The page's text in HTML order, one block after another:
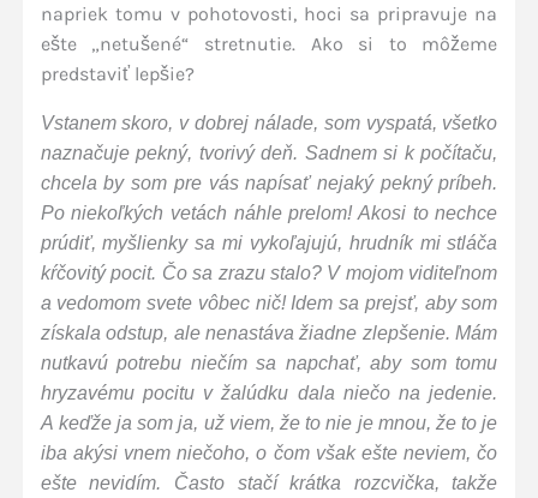
napriek tomu v pohotovosti, hoci sa pripravuje na
ešte „netušené“ stretnutie. Ako si to môžeme
predstaviť lepšie?
Vstanem skoro, v dobrej nálade, som vyspatá, všetko
naznačuje pekný, tvorivý deň. Sadnem si k počítaču,
chcela by som pre vás napísať nejaký pekný príbeh.
Po niekoľkých vetách náhle prelom! Akosi to nechce
prúdiť, myšlienky sa mi vykoľajujú, hrudník mi stláča
kŕčovitý pocit. Čo sa zrazu stalo? V mojom viditeľnom
a vedomom svete vôbec nič! Idem sa prejsť, aby som
získala odstup, ale nenastáva žiadne zlepšenie. Mám
nutkavú potrebu niečím sa napchať, aby som tomu
hryzavému pocitu v žalúdku dala niečo na jedenie.
A keďže ja som ja, už viem, že to nie je mnou, že to je
iba akýsi vnem niečoho, o čom však ešte neviem, čo
ešte nevidím. Často stačí krátka rozcvička, takže